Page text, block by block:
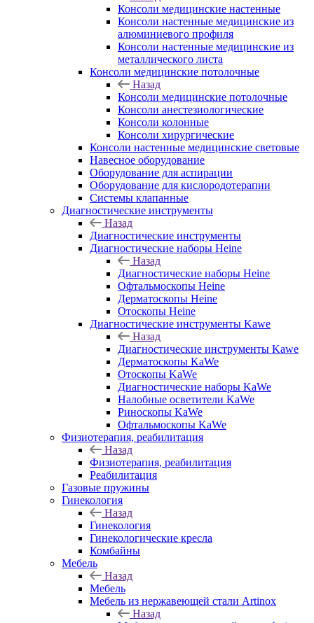
Консоли медицинские настенные
Консоли настенные медицинские из
алюминиевого профиля
Консоли настенные медицинские из
металлического листа
Консоли медицинские потолочные
Назад
Консоли медицинские потолочные
Консоли анестезиологические
Консоли колонные
Консоли хирургические
Консоли настенные медицинские световые
Навесное оборудование
Оборудование для аспирации
Оборудование для кислородотерапии
Системы клапанные
Диагностические инструменты
Назад
Диагностические инструменты
Диагностические наборы Heine
Назад
Диагностические наборы Heine
Офтальмоскопы Heine
Дерматоскопы Heine
Отоскопы Heine
Диагностические инструменты Kawe
Назад
Диагностические инструменты Kawe
Дерматоскопы KaWe
Отоскопы KaWe
Диагностические наборы KaWe
Налобные осветители KaWe
Риноскопы KaWe
Офтальмоскопы KaWe
Физиотерапия, реабилитация
Назад
Физиотерапия, реабилитация
Реабилитация
Газовые пружины
Гинекология
Назад
Гинекология
Гинекологические кресла
Комбайны
Мебель
Назад
Мебель
Мебель из нержавеющей стали Artinox
Назад